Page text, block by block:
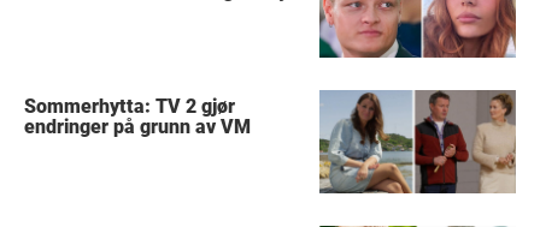
Sommerhytta: TV 2 gjør
endringer på grunn av VM